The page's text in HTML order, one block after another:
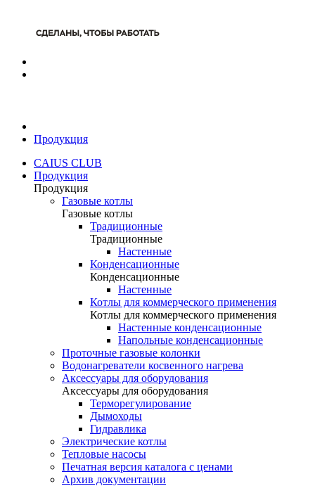
Продукция
CAIUS CLUB
Продукция
Продукция
Газовые котлы
Газовые котлы
Традиционные
Традиционные
Настенные
Конденсационные
Конденсационные
Настенные
Котлы для коммерческого применения
Котлы для коммерческого применения
Настенные конденсационные
Напольные конденсационные
Проточные газовые колонки
Водонагреватели косвенного нагрева
Аксессуары для оборудования
Аксессуары для оборудования
Терморегулирование
Дымоходы
Гидравлика
Электрические котлы
Тепловые насосы
Печатная версия каталога с ценами
Архив документации